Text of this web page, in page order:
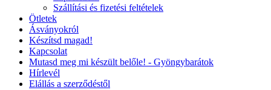
Szállítási és fizetési feltételek
Ötletek
Ásványokról
Készítsd magad!
Kapcsolat
Mutasd meg mi készült belőle! - Gyöngybarátok
Hírlevél
Elállás a szerződéstől